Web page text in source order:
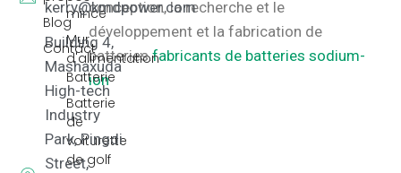
conception, la recherche et le
développement et la fabrication de
batteries.fabricants de batteries sodium-
ion
mince
Mur
d'alimentation
Batterie
Batterie
de
voiturette
de golf
Blog
Contact
kerry@kmdpower.com
Building 4,
Mashaxuda
High-tech
Industry
Park, Pingdi
Street,